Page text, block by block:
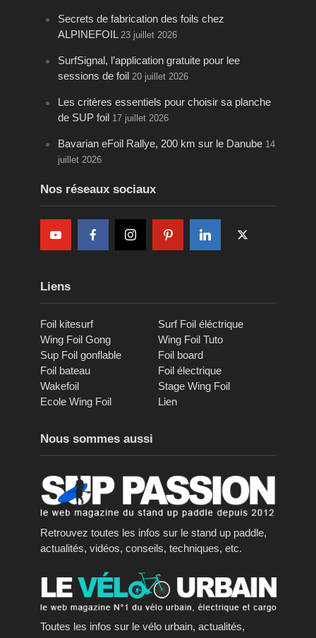
Secrets de fabrication des foils chez
ALPINEFOIL 23 juillet 2026
SurfSignal, l’application gratuite pour lee
sessions de foil 20 juillet 2026
Les critères essentiels pour choisir sa planche
de SUP foil 17 juillet 2026
Bavarian eFoil Rallye, 200 km sur le Danube 14
juillet 2026
Nos réseaux sociaux
Liens
Foil kitesurf
Surf Foil éléctrique
Wing Foil Gong
Wing Foil Tuto
Sup Foil gonflable
Foil board
Foil bateau
Foil électrique
Wakefoil
Stage Wing Foil
Ecole Wing Foil
Lien
Nous sommes aussi
Retrouvez toutes les infos sur le stand up paddle,
actualités, vidéos, conseils, techniques, etc.
Toutes les infos sur le vélo urbain, actualités,